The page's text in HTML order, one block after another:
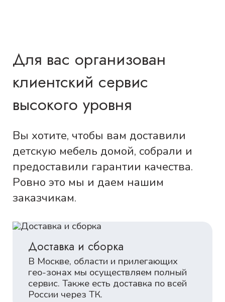
Для вас организован
клиентский сервис
высокого уровня
Вы хотите, чтобы вам доставили
детскую мебель домой, собрали и
предоставили гарантии качества.
Ровно это мы и даем нашим
заказчикам.
Доставка и сборка
В Москве, области и прилегающих
гео-зонах мы осуществляем полный
сервис. Также есть доставка по всей
России через ТК.